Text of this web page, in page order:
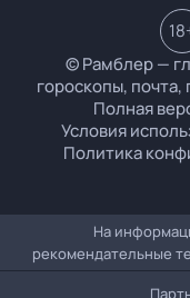
© Рамблер —
гороскопы,
Полная
Условия
Политика
18
На
рекомендательные